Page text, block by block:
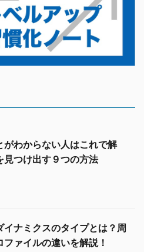
がわからない人はこれで解
見つけ出す９つの方法
イナミクスのタイプとは？周
ファイルの違いを解説！